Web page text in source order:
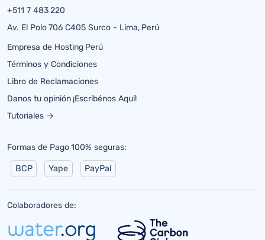
+511 7 483 220
Av. El Polo 706 C405 Surco - Lima, Perú
Empresa de Hosting Perú
Términos y Condiciones
Libro de Reclamaciones
Danos tu opinión ¡Escribénos Aquí!
Tutoriales →
Formas de Pago 100% seguras:
BCP Yape PayPal
Colaboradores de: